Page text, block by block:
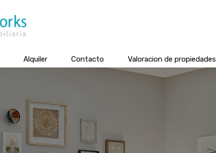
Alquiler Contacto Valoracion de propiedades